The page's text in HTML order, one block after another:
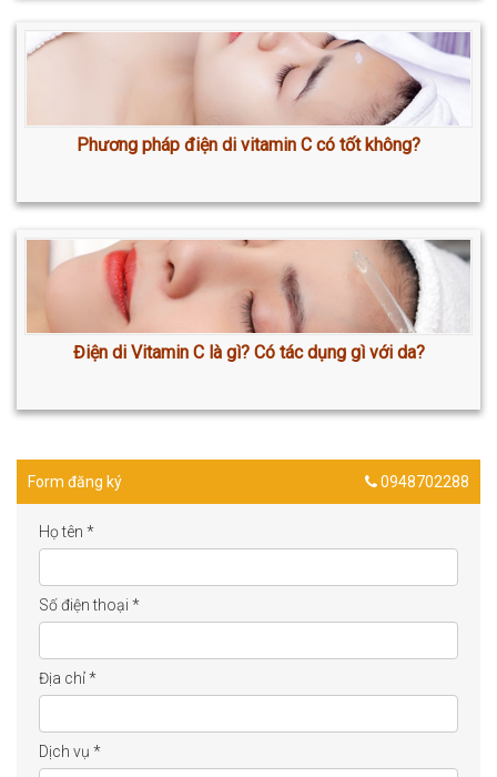
Phương pháp điện di vitamin C có tốt không?
Điện di Vitamin C là gì? Có tác dụng gì với da?
Form đăng ký 0948702288
Họ tên *
Số điện thoại *
Địa chỉ*
Dịch vụ *